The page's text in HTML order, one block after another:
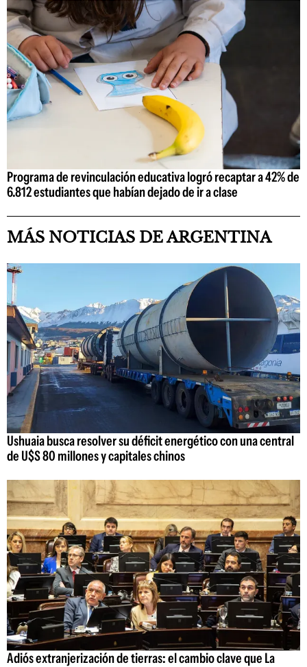
Programa de revinculación educativa logró recaptar a 42% de
6.812 estudiantes que habían dejado de ir a clase
MÁS NOTICIAS DE ARGENTINA
Ushuaia busca resolver su déficit energético con una central
de U$S 80 millones y capitales chinos
Adiós extranjerización de tierras: el cambio clave que La